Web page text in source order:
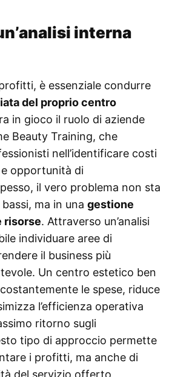
interna
è essenziale condurre
del proprio centro
in gioco il ruolo di aziende
Beauty Training, che
nell’identificare costi
opportunità di
il vero problema non sta
ma in una gestione
risorse. Attraverso un’analisi
individuare aree di
il business più
Un centro estetico ben
le spese, riduce
l’efficienza operativa
ritorno sugli
tipo di approccio permette
i profitti, ma anche di
del servizio offerto,